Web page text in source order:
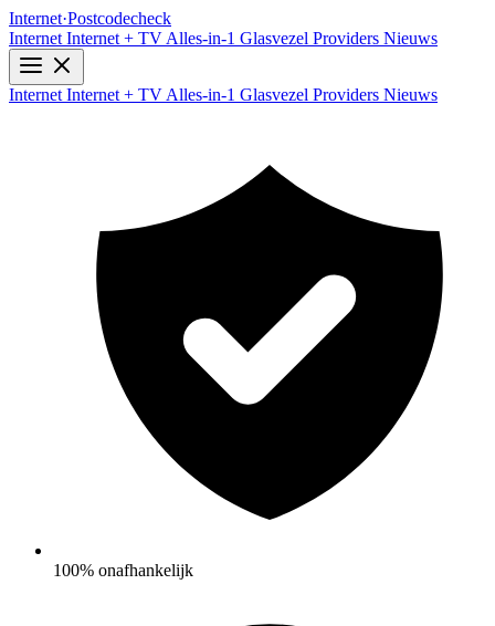
Internet·Postcodecheck
Internet Internet + TV Alles-in-1 Glasvezel Providers Nieuws
Internet Internet + TV Alles-in-1 Glasvezel Providers Nieuws
100% onafhankelijk